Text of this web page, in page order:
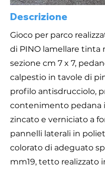
Descrizione
Gioco per parco
di PINO lamellare tinta
sezione cm 7 x 7,
calpestio in tavole di
profilo antisdrucciolo,
contenimento pedana
zincato e verniciato a
pannelli laterali in
colorato di adeguato
mm19, tetto realizzato